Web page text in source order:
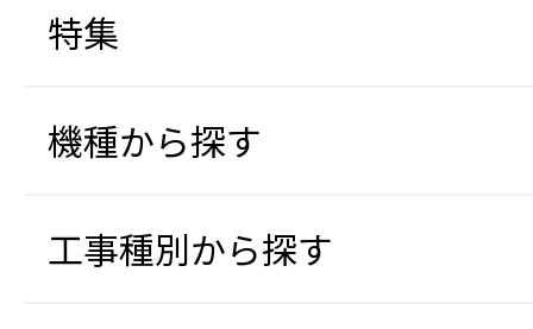
特集
機種から探す
工事種別から探す